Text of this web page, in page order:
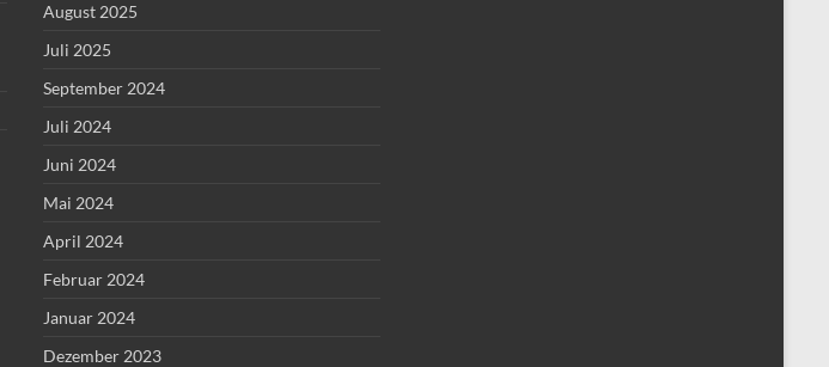
August 2025
Juli 2025
September 2024
Juli 2024
Juni 2024
Mai 2024
April 2024
Februar 2024
Januar 2024
Dezember 2023